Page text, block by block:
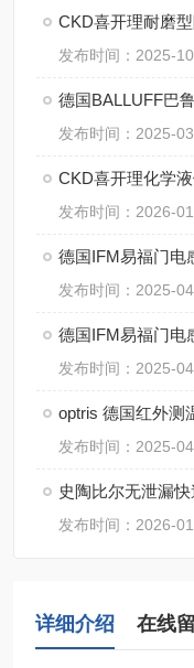
CKD喜开理耐磨
发布时间：2025-
德国BALLUFF巴
发布时间：2025-
CKD喜开理化学
发布时间：2026-
德国IFM易福门电
发布时间：2025-
德国IFM易福门电
发布时间：2025-
optris 德国红外测
发布时间：2025-
史陶比尔无泄漏
发布时间：2026-
详细介绍 在线